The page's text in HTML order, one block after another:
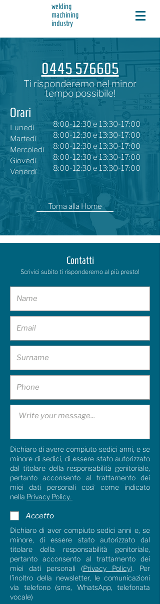
welding
machining
industry
0445 576605
Ti risponderemonel minor
tempo possibile!
8:00-12:30 e 13:30-17:00
8:00-12:30 e 13:30-17:00
8:00-12:30 e 13:30-17:00
8:00-12:30 e 13:30-17:00
8:00-12:30 e 13:30-17:00
Orari
Lunedì
Martedì
Mercoledì
Giovedì
Venerdì
Torna alla Home
Contatti
Scrivici subito ti risponderemo al più presto!
Dichiaro di avere compiuto sedici anni, e se
minore di sedici, di essere stato autorizzato
dal titolare della responsabilità genitoriale,
pertanto acconsento al trattamento dei
miei dati personali così come indicato
nella Privacy Policy.
Accetto
Dichiaro di aver compiuto sedici anni e, se
minore, di essere stato autorizzato dal
titolare della responsabilità genitoriale,
pertanto acconsento al trattamento dei
miei dati personali (Privacy Policy). Per
l’inoltro della newsletter, le comunicazioni
via telefono (sms, WhatsApp, telefonata
vocale)